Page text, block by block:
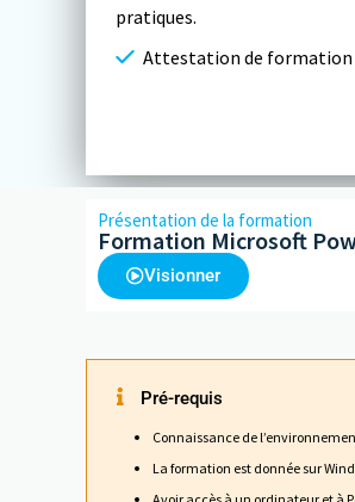
pratiques.
Attestation de formation
Présentation de la formation
Formation Microsoft
Visionner
Pré-requis
Connaissance de
La formation est donnée sur